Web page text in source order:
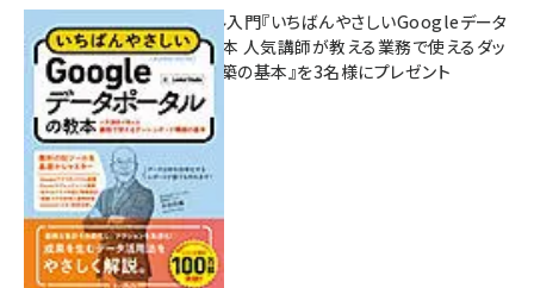
無料BIツール入門『いちばんやさしいGoogleデータ
ポータルの教本 人気講師が教える業務で使えるダッ
シュボード構築の基本』を3名様にプレゼント
7月31日 10:00